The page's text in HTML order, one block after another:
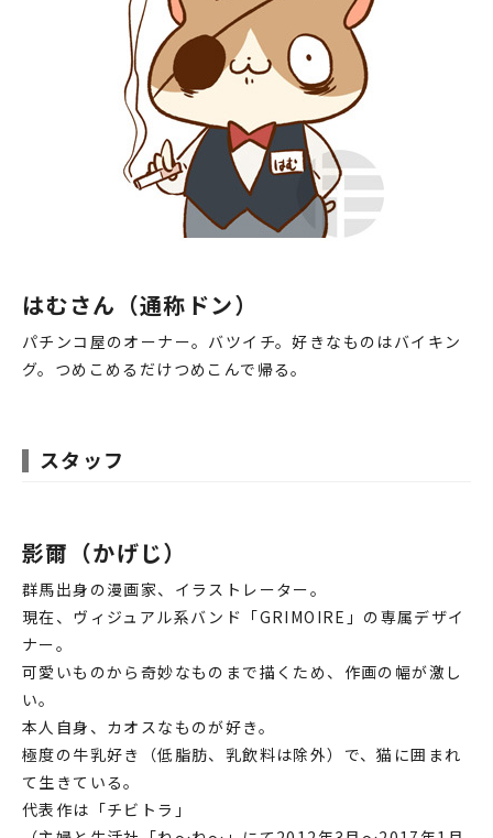
♯66 店のルールっす
♯67 イメチェンっす
♯68 ロッキューロックオン
♯69 解散っす
♯70 謝罪会見っす
♯71 迷走したっす
♯75 どうぶつフレンドっす
♯80 まさか…っす
♯81 再開
♯82 あなたのとなりにベターマン
♯83 ハグじゃねぇ
♯85 いつもなんす
♯86 それちがうやつや
♯87 寂しがりやだから
はむさん（通称ドン）
パチンコ屋のオーナー。バツイチ。好きなものはバイキン
グ。つめこめるだけつめこんで帰る。
スタッフ
影爾（かげじ）
群馬出身の漫画家、イラストレーター。
現在、ヴィジュアル系バンド「GRIMOIRE」の専属デザイ
ナー。
可愛いものから奇妙なものまで描くため、作画の幅が激し
い。
本人自身、カオスなものが好き。
極度の牛乳好き（低脂肪、乳飲料は除外）で、猫に囲まれ
て生きている。
代表作は「チビトラ」